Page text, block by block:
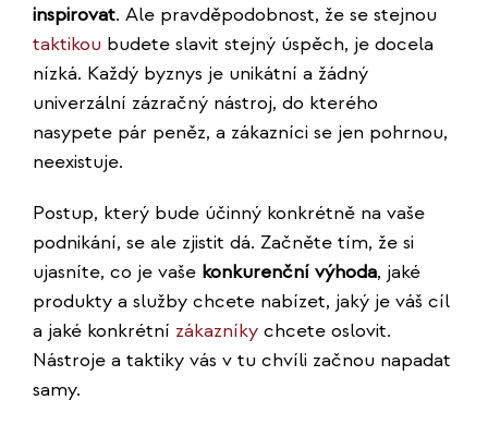
inspirovat. Ale pravděpodobnost, že se stejnou
taktikou budete slavit stejný úspěch, je docela
nízká. Každý byznys je unikátní a žádný
univerzální zázračný nástroj, do kterého
nasypete pár peněz, a zákazníci se jen pohrnou,
neexistuje.
Postup, který bude účinný konkrétně na vaše
podnikání, se ale zjistit dá. Začněte tím, že si
ujasníte, co je vaše konkurenční výhoda, jaké
produkty a služby chcete nabízet, jaký je váš cíl
a jaké konkrétní zákazníkychcete oslovit.
Nástroje a taktiky vás v tu chvíli začnou napadat
samy.